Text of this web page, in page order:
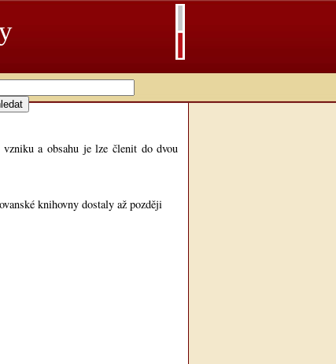
a obsahu je lze členit do dvou
knihovny dostaly až později